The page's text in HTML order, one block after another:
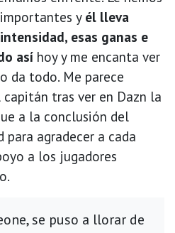
y él lleva
esas ganas e
así hoy y me encanta ver
da todo. Me parece
tras ver en Dazn la
a la conclusión del
agradecer a cada
a los jugadores
se puso a llorar de